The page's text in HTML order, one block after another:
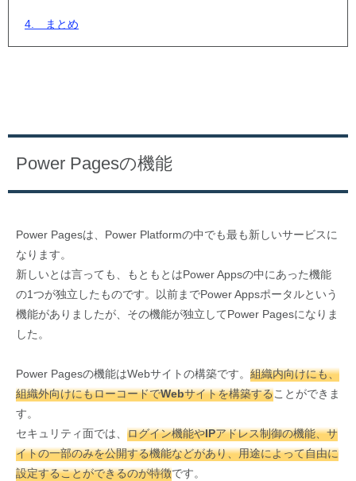
4. まとめ
Power Pagesの機能
Power Pagesは、Power Platformの中でも最も新しいサービスに
なります。
新しいとは言っても、もともとはPower Appsの中にあった機能
の1つが独立したものです。以前までPower Appsポータルという
機能がありましたが、その機能が独立してPower Pagesになりま
した。
Power Pagesの機能はWebサイトの構築です。 組織内向けにも、
組織外向けにもローコードでWebサイトを構築することができま
す。
セキュリティ面では、 ログイン機能やIPアドレス制御の機能、サ
イトの一部のみを公開する機能などがあり、用途によって自由に
設定することができるのが特徴です。